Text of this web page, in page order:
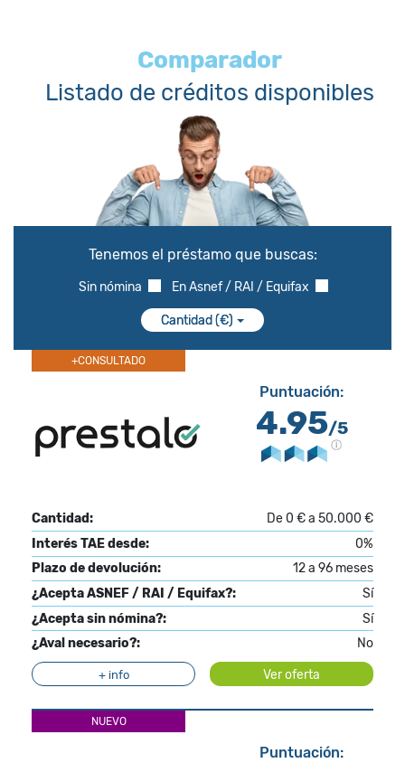
Comparador
Listado de créditos disponibles
Tenemos el préstamo que buscas:
Sin nómina En Asnef / RAI / Equifax
Cantidad (€)
+CONSULTADO
Puntuación:
4.95/5
Cantidad:
De 0 € a 50.000 €
Interés TAE desde:
0%
Plazo de devolución:
12 a 96 meses
¿Acepta ASNEF / RAI / Equifax?:
Sí
¿Acepta sin nómina?:
Sí
¿Aval necesario?:
No
+ info Ver oferta
NUEVO
Puntuación: